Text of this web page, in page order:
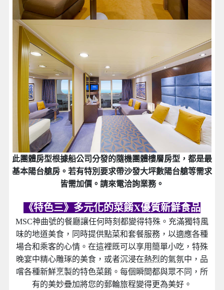
此團體房型根據船公司分發的隨機團體樓層房型，都是最
基本陽台艙房。若有特別要求帶沙發大坪數陽台艙等需求
皆需加價。請來電洽詢業務。
《特色三》多元化的菜餚X優質新鮮食品
MSC神曲號的餐廳讓任何時刻都變得特殊。充滿獨特風
味的地道美食，同時提供點菜和套餐服務，以適應各種
場合和乘客的心情。在這裡既可以享用簡單小吃，特殊
晚宴中精心雕琢的美食，或者沉浸在熱烈的氣氛中，品
嚐各種新鮮烹製的特色菜餚。每個瞬間都與眾不同，所
有的美妙疊加將您的郵輪旅程變得更為美好。